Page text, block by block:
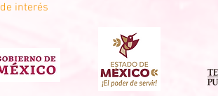
interés